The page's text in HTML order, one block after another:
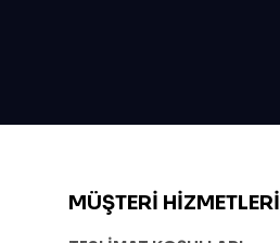
MÜŞTERI HIZMETLERI